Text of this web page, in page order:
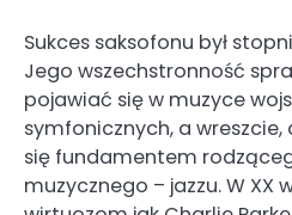
Sukces saksofonu był
Jego wszechstronność
pojawiać się w muzyce
symfonicznych, a wreszcie,
się fundamentem
muzycznego – jazzu. W XX